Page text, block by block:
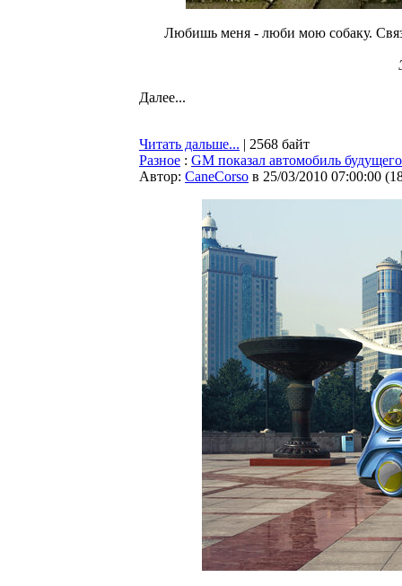
Любишь меня - люби мою собаку.
Далее...
Читать дальше... | 2568 байт
Разное : GM показал автомобиль будущего
Автор: CaneCorso в 25/03/2010 07:00:00 (